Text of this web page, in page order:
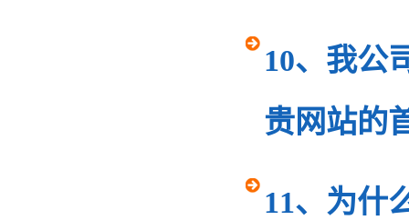
10、我公
贵网站的
11、为什